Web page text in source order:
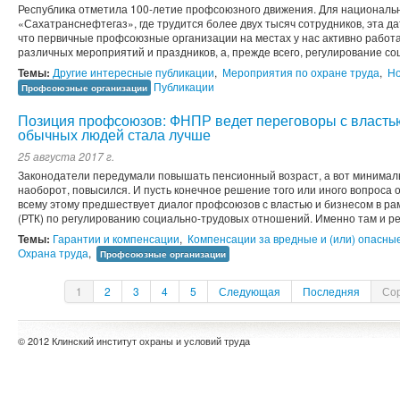
Республика отметила 100-летие профсоюзного движения. Для
«Сахатранснефтегаз», где трудится более двух тысяч сотрудников, эта
что первичные профсоюзные организации на местах у нас активно
различных мероприятий и праздников, а, прежде всего, регулирование
Темы: Другие интересные публикации, Мероприятия по охране труда,
Профсоюзные организации Публикации
Позиция профсоюзов: ФНПР ведет переговоры с
обычных людей стала лучше
25 августа 2017 г.
Законодатели передумали повышать пенсионный возраст, а вот
наоборот, повысился. И пусть конечное решение того или иного вопроса
всему этому предшествует диалог профсоюзов с властью и бизнесом в
(РТК) по регулированию социально-трудовых отношений. Именно там и
Темы: Гарантии и компенсации, Компенсации за вредные и (или)
Охрана труда, Профсоюзные организации
1 2 3 4 5 Следующая Последняя
© 2012 Клинский институт охраны и условий труда